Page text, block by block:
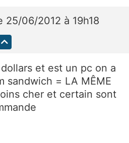
25/06/2012 à 19h18
et est un pc on a
sandwich = LA MÊME
cher et certain sont